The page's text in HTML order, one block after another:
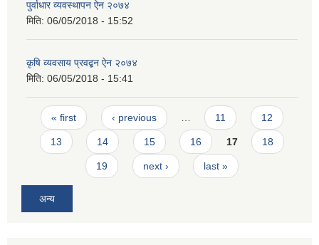
पुर्वाधार व्यवस्थापन ऐन २०७४
मिति: 06/05/2018 - 15:52
कृषि व्यवसाय प्रवद्बन ऐन २०७४
मिति: 06/05/2018 - 15:41
Pages
« first ‹ previous 11 12
13 14 15 16 17 18
19 next › last »
अन्य